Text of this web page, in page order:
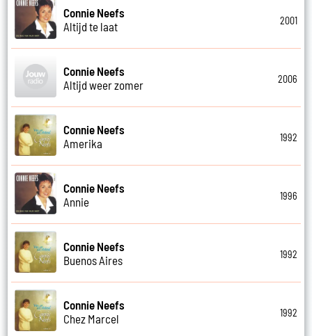
Connie Neefs
Altijd te laat
2001
Connie Neefs
Altijd weer zomer
2006
Connie Neefs
Amerika
1992
Connie Neefs
Annie
1996
Connie Neefs
Buenos Aires
1992
Connie Neefs
Chez Marcel
1992